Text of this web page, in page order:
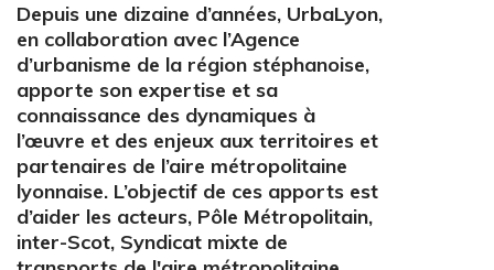
Depuis une dizaine d’années, UrbaLyon,
en collaboration avec l’Agence
d’urbanisme de la région stéphanoise,
apporte son expertise et sa
connaissance des dynamiques à
l’œuvre et des enjeux aux territoires et
partenaires de l’aire métropolitaine
lyonnaise. L’objectif de ces apports est
d’aider les acteurs, Pôle Métropolitain,
inter-Scot, Syndicat mixte de